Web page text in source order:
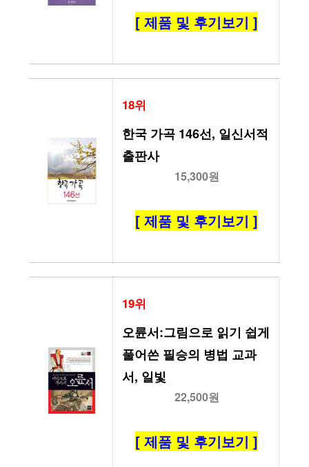
[ 제품 및 후기보기 ]
18위
한국 가곡 146선, 일신서적
출판사
15,300원
[ 제품 및 후기보기 ]
19위
오륜서:그림으로 읽기 쉽게
풀어쓴 필승의 병법 교과
서, 일빛
22,500원
[ 제품 및 후기보기 ]